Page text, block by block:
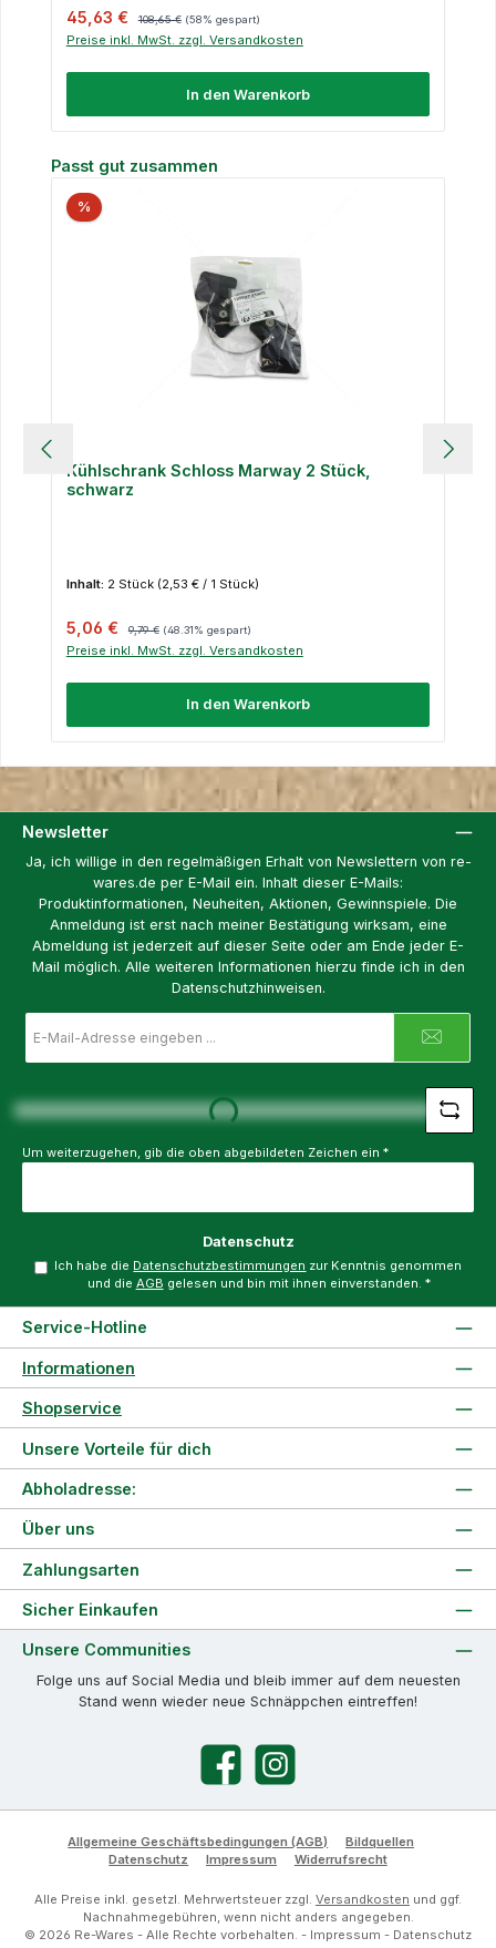
Verkaufspreis:
45,63 € Regulärer Preis:
108,65 € (58% gespart)
Preise inkl. MwSt. zzgl. Versandkosten
In den Warenkorb
Produktgalerie überspringen
Passt gut zusammen
%
Kühlschrank Schloss Marway 2 Stück,
schwarz
Inhalt: 2 Stück (2,53 € / 1 Stück)
Verkaufspreis:
5,06 € 9,79 € (48.31% gespart)
Preise inkl. MwSt. zzgl. Versandkosten
In den Warenkorb
Newsletter
Ja, ich willige in den regelmäßigen Erhalt von Newslettern von re-
wares.de per E-Mail ein. Inhalt dieser E-Mails:
Produktinformationen, Neuheiten, Aktionen, Gewinnspiele. Die
Anmeldung ist erst nach meiner Bestätigung wirksam, eine
Abmeldung ist jederzeit auf dieser Seite oder am Ende jeder E-
Mail möglich. Alle weiteren Informationen hierzu finde ich in den
Datenschutzhinweisen.
Mail-
Adresse
Loading...
Um weiterzugehen, gib die oben abgebildeten Zeichen ein *
Datenschutz
Ich habe die Datenschutzbestimmungen zur Kenntnis genommen
und die AGB gelesen und bin mit ihnen einverstanden. *
Service-Hotline
Informationen
Shopservice
Unsere Vorteile für dich
Über uns
Zahlungsarten
Abholadresse:
Sicher Einkaufen
Unsere Communities
Folge uns auf Social Media und bleib immer auf dem neuesten
Stand wenn wieder neue Schnäppchen eintreffen!
FacebookInstagram
Allgemeine Geschäftsbedingungen (AGB)
Bildquellen
Datenschutz
Impressum Widerrufsrecht
Alle Preise inkl. gesetzl. Mehrwertsteuer zzgl. Versandkosten und ggf.
Nachnahmegebühren, wenn nicht anders angegeben.
© 2026 Re-Wares - Alle Rechte vorbehalten. - Impressum - Datenschutz